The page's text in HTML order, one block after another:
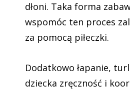
dłoni. Taka forma
wspomóc ten proces
za pomocą piłeczki.
Dodatkowo łapanie,
dziecka zręczność i